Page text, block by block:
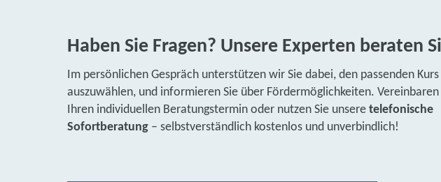
Haben Sie Fragen? Unsere Experten beraten
Im persönlichen Gespräch unterstützen wir Sie dabei, den passenden Kurs
auszuwählen, und informieren Sie über Fördermöglichkeiten. Vereinbaren
Ihren individuellen Beratungstermin oder nutzen Sie unsere telefonische
Sofortberatung – selbstverständlich kostenlos und unverbindlich!